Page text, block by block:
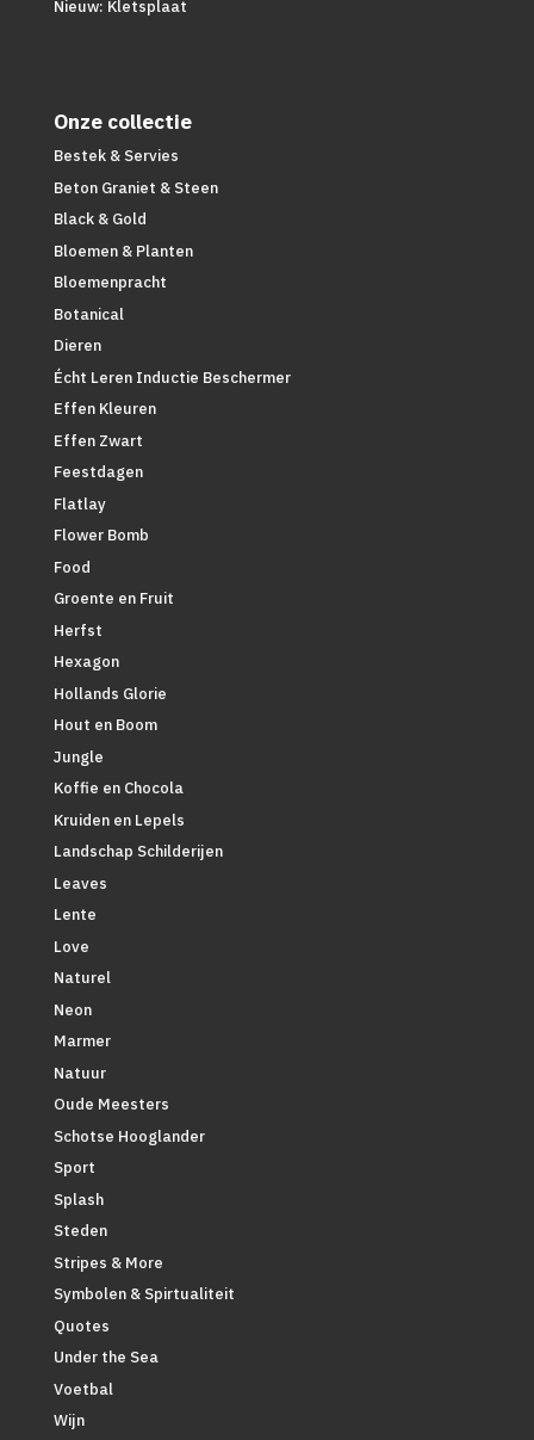
Nieuw: Kletsplaat
Onze collectie
Bestek & Servies
Beton Graniet & Steen
Black & Gold
Bloemen & Planten
Bloemenpracht
Botanical
Dieren
Écht Leren Inductie Beschermer
Effen Kleuren
Effen Zwart
Feestdagen
Flatlay
Flower Bomb
Food
Groente en Fruit
Herfst
Hexagon
Hollands Glorie
Hout en Boom
Jungle
Koffie en Chocola
Kruiden en Lepels
Landschap Schilderijen
Leaves
Lente
Love
Naturel
Neon
Marmer
Natuur
Oude Meesters
Schotse Hooglander
Sport
Splash
Steden
Stripes & More
Symbolen & Spirtualiteit
Quotes
Under the Sea
Voetbal
Wijn